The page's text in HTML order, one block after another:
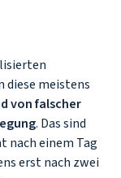
diese meistens
von falscher
. Das sind
nach einem Tag
erst nach zwei